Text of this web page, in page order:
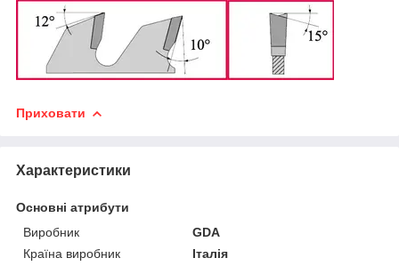
Приховати
Характеристики
Основні атрибути
Виробник
GDA
Країна виробник
Італія